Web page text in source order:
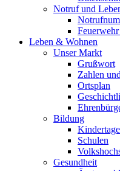
Notruf und
Leben & Wohnen
Unser Markt
Grußwort
Zahlen
Ortsplan
Bildung
Schulen
Gesundheit